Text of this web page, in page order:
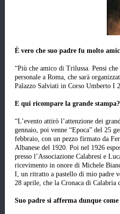
È vero che suo padre fu molto
“Più che amico di Trilussa. Pensi
personale a Roma, che sarà
Palazzo Salviati in Corso Umberto I
E qui ricompare la grande stampa?
“L’evento attirò l’attenzione dei
gennaio, poi venne “Epoca” del 25
febbraio, con un pezzo firmato da
Albanese del 1920. Poi nel 1926
presso l’Associazione Calabresi e
ricevimento in onore di Michele
I, un ritratto a pastello di mio padre
28 aprile, che la Cronaca di Calabria
Suo padre si afferma dunque